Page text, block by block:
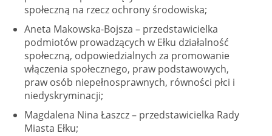
społeczną na rzecz ochrony środowiska;
Aneta Makowska-Bojsza – przedstawicielka
podmiotów prowadzących w Ełku działalność
społeczną, odpowiedzialnych za promowanie
włączenia społecznego, praw podstawowych,
praw osób niepełnosprawnych, równości płci i
niedyskryminacji;
Magdalena Nina Łaszcz – przedstawicielka Rady
Miasta Ełku;